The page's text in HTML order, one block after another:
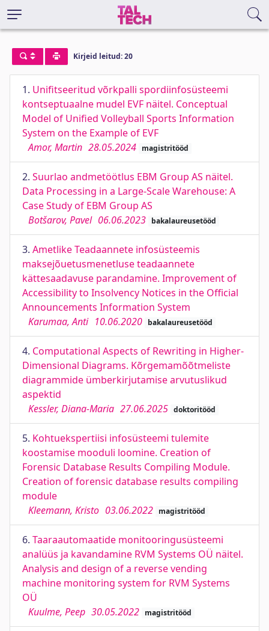
Kirjeid leitud: 20
1. Unifitseeritud võrkpalli spordiinfosüsteemi
kontseptuaalne mudel EVF näitel. Conceptual
Model of Unified Volleyball Sports Information
System on the Example of EVF
Amor, Martin 28.05.2024 magistritööd
2. Suurlao andmetöötlus EBM Group AS näitel.
Data Processing in a Large-Scale Warehouse: A
Case Study of EBM Group AS
Botšarov, Pavel 06.06.2023 bakalaureusetööd
3. Ametlike Teadaannete infosüsteemis
maksejõuetusmenetluse teadaannete
kättesaadavuse parandamine. Improvement of
Accessibility to Insolvency Notices in the Official
Announcements Information System
Karumaa, Anti 10.06.2020 bakalaureusetööd
4. Computational Aspects of Rewriting in Higher-
Dimensional Diagrams. Kõrgemamõõtmeliste
diagrammide ümberkirjutamise arvutuslikud
aspektid
Kessler, Diana-Maria 27.06.2025 doktoritööd
5. Kohtuekspertiisi infosüsteemi tulemite
koostamise mooduli loomine. Creation of
Forensic Database Results Compiling Module.
Creation of forensic database results compiling
module
Kleemann, Kristo 03.06.2022 magistritööd
6. Taaraautomaatide monitooringusüsteemi
analüüs ja kavandamine RVM Systems OÜ näitel.
Analysis and design of a reverse vending
machine monitoring system for RVM Systems
OÜ
Kuulme, Peep 30.05.2022 magistritööd